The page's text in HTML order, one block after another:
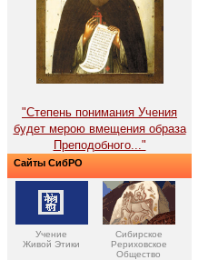
"Степень понимания Учения
будет мерою вмещения образа
Преподобного..."
Сайты СибРО
Учение
Живой Этики
Сибирское
Рериховское
Общество